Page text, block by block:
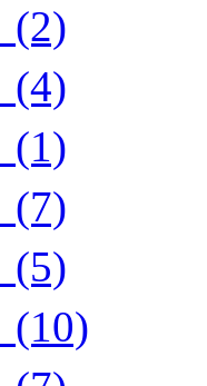
(2)
(4)
(1)
(7)
(5)
(10)